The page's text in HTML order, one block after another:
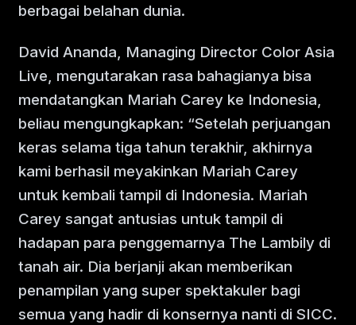
berbagai belahan dunia.
David Ananda, Managing Director Color Asia
Live, mengutarakan rasa bahagianya bisa
mendatangkan Mariah Carey ke Indonesia,
beliau mengungkapkan: “Setelah perjuangan
keras selama tiga tahun terakhir, akhirnya
kami berhasil meyakinkan Mariah Carey
untuk kembali tampil di Indonesia. Mariah
Carey sangat antusias untuk tampil di
hadapan para penggemarnya The Lambily di
tanah air. Dia berjanji akan memberikan
penampilan yang super spektakuler bagi
semua yang hadir di konsernya nanti di SICC.